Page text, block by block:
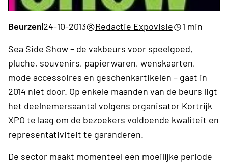
Beurzen|24-10-2013 Redactie Expovisie
1 min
Sea Side Show – de vakbeurs voor speelgoed,
pluche, souvenirs, papierwaren, wenskaarten,
mode accessoires en geschenkartikelen – gaat in
2014 niet door. Op enkele maanden van de beurs ligt
het deelnemersaantal volgens organisator Kortrijk
XPO te laag om de bezoekers voldoende kwaliteit en
representativiteit te garanderen.
De sector maakt momenteel een moeilijke periode